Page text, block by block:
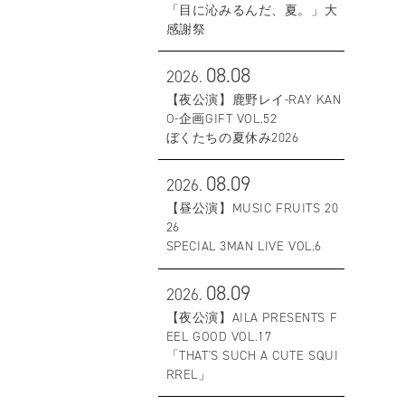
「目に沁みるんだ、夏。」大
感謝祭
2026. 08.08
【夜公演】鹿野レイ-RAY KAN
O-企画GIFT VOL.52
ぼくたちの夏休み2026
2026. 08.09
【昼公演】MUSIC FRUITS 20
26
SPECIAL 3MAN LIVE VOL.6
2026. 08.09
【夜公演】AILA PRESENTS F
EEL GOOD VOL.17
「THAT'S SUCH A CUTE SQUI
RREL」